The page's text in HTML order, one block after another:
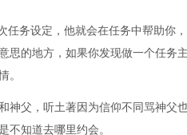
任务设定，他就会在任务中帮助你
思的地方，如果你发现做一个任
。
神父，听土著因为信仰不同骂神
不知道去哪里约会。